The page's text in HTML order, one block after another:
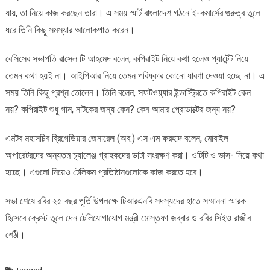
যায়, তা নিয়ে কাজ করছেন তারা। এ সময় স্মার্ট বাংলাদেশ গঠনে ই-কমার্সের গুরুত্ব তুলে
ধরে তিনি কিছু সমস্যার আলোকপাত করেন।
বেসিসের সভাপতি রাসেল টি আহমেদ বলেন, কপিরাইট নিয়ে কথা হলেও প্যাটেন্ট নিয়ে
তেমন কথা হয়ই না। আইপিআর নিয়ে তেমন পরিষ্কার কোনো ধারণা দেওয়া হচ্ছে না। এ
সময় তিনি কিছু প্রশ্ন তোলেন। তিনি বলেন, সফটওয়্যার ইন্ডাস্ট্রিতে কপিরাইট কেন
নয়? কপিরাইট শুধু গান, নাটকের জন্য কেন? কেন আমার প্রোডাক্টের জন্য নয়?
এমটব মহাসচিব ব্রিগেডিয়ার জেনারেল (অব.) এস এম ফরহাদ বলেন, মোবাইল
অপারেটরদের অন্যতম চ্যালেঞ্জ গ্রাহকদের ডাটা সংরক্ষণ করা। ওটিটি ও ভাস- নিয়ে কথা
হচ্ছে। এগুলো নিয়েও টেলিকম প্রতিষ্ঠানগুলোকে কাজ করতে হবে।
সভা শেষে রবির ২৫ বছর পূর্তি উপলক্ষে টিআরএনবি সদস্যদের হাতে সম্মাননা স্মারক
হিসেবে ক্রেস্ট তুলে দেন টেলিযোগাযোগ মন্ত্রী মোস্তফা জব্বার ও রবির সিইও রাজীব
শেঠী।